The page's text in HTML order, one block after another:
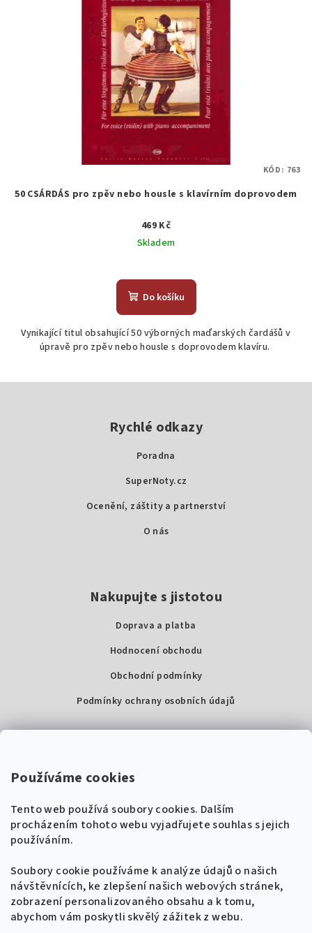
Používáme cookies
Tento web používá soubory cookies. Dalším
procházením tohoto webu vyjadřujete souhlas s jejich
používáním.
Soubory cookie používáme k analýze údajů o našich
návštěvnících, ke zlepšení našich webových stránek,
zobrazení personalizovaného obsahu a k tomu,
abychom vám poskytli skvělý zážitek z webu.
50 CSÁRDÁS pro zpěv nebo housle s klavírním doprovodem
469 Kč
Skladem
Do košíku
Vynikající titul obsahující 50 výborných maďarských čardášů v
úpravě pro zpěv nebo housle s doprovodem klavíru.
KÓD: 763
Rychlé odkazy
Poradna
SuperNoty.cz
Ocenění, záštity a partnerství
O nás
Nakupujte s jistotou
Doprava a platba
Hodnocení obchodu
Obchodní podmínky
Podmínky ochrany osobních údajů
Super Noty, s.r.o.
IČ: 04568672
+420 604 485 792
info@supernoty.cz
V pracovních dnech od 8:00 do 17:00
🎸 Naladíme tě na nové zpěvníky!
Získej tipy, novinky a 10 % slevuna první
objednávku.